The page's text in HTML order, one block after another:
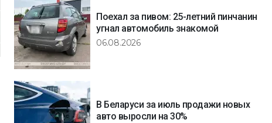
Поехал за пивом: 25-летний пинчанин
угнал автомобиль знакомой
06.08.2026
В Беларуси за июль продажи новых
авто выросли на 30%